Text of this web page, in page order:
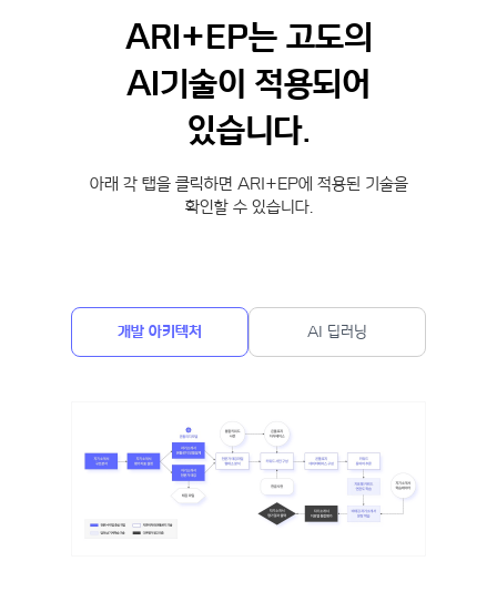
ARI+EP는 고도의
AI기술이 적용되어
있습니다.
아래 각 탭을 클릭하면 ARI+EP에 적용된 기술을
확인할 수 있습니다.
개발 아키텍처 AI 딥러닝